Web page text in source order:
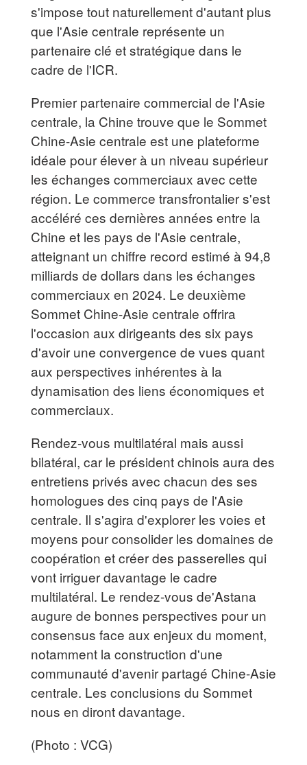
s'impose tout naturellement d'autant plus
que l'Asie centrale représente un
partenaire clé et stratégique dans le
cadre de l'ICR.
Premier partenaire commercial de l'Asie
centrale, la Chine trouve que le Sommet
Chine-Asie centrale est une plateforme
idéale pour élever à un niveau supérieur
les échanges commerciaux avec cette
région. Le commerce transfrontalier s'est
accéléré ces dernières années entre la
Chine et les pays de l'Asie centrale,
atteignant un chiffre record estimé à 94,8
milliards de dollars dans les échanges
commerciaux en 2024. Le deuxième
Sommet Chine-Asie centrale offrira
l'occasion aux dirigeants des six pays
d'avoir une convergence de vues quant
aux perspectives inhérentes à la
dynamisation des liens économiques et
commerciaux.
Rendez-vous multilatéral mais aussi
bilatéral, car le président chinois aura des
entretiens privés avec chacun des ses
homologues des cinq pays de l'Asie
centrale. Il s'agira d'explorer les voies et
moyens pour consolider les domaines de
coopération et créer des passerelles qui
vont irriguer davantage le cadre
multilatéral. Le rendez-vous de'Astana
augure de bonnes perspectives pour un
consensus face aux enjeux du moment,
notamment la construction d'une
communauté d'avenir partagé Chine-Asie
centrale. Les conclusions du Sommet
nous en diront davantage.
(Photo : VCG)